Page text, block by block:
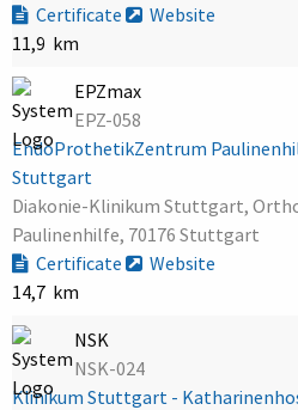
Certificate
Website
11,9 km
EPZmax
EPZ-058
EndoProthetikZentrum
Stuttgart
Diakonie-Klinikum Stuttgart,
Paulinenhilfe, 70176 Stuttgart
Certificate
Website
14,7 km
NSK
NSK-024
Klinikum Stuttgart -